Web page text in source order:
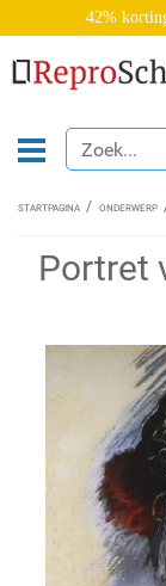
42%
STARTPAGINA ONDERWERP
Portret